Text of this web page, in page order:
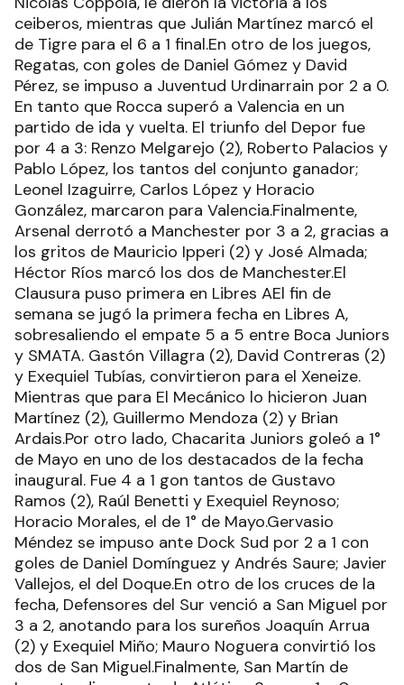
ceiberos, mientras que Julián Martínez marcó el
de Tigre para el 6 a 1 final.En otro de los juegos,
Regatas, con goles de Daniel Gómez y David
Pérez, se impuso a Juventud Urdinarrain por 2 a 0.
En tanto que Rocca superó a Valencia en un
partido de ida y vuelta. El triunfo del Depor fue
por 4 a 3: Renzo Melgarejo (2), Roberto Palacios y
Pablo López, los tantos del conjunto ganador;
Leonel Izaguirre, Carlos López y Horacio
González, marcaron para Valencia.Finalmente,
Arsenal derrotó a Manchester por 3 a 2, gracias a
los gritos de Mauricio Ipperi (2) y José Almada;
Héctor Ríos marcó los dos de Manchester.El
Clausura puso primera en Libres AEl fin de
semana se jugó la primera fecha en Libres A,
sobresaliendo el empate 5 a 5 entre Boca Juniors
y SMATA. Gastón Villagra (2), David Contreras (2)
y Exequiel Tubías, convirtieron para el Xeneize.
Mientras que para El Mecánico lo hicieron Juan
Martínez (2), Guillermo Mendoza (2) y Brian
Ardais.Por otro lado, Chacarita Juniors goleó a 1°
de Mayo en uno de los destacados de la fecha
inaugural. Fue 4 a 1 gon tantos de Gustavo
Ramos (2), Raúl Benetti y Exequiel Reynoso;
Horacio Morales, el de 1° de Mayo.Gervasio
Méndez se impuso ante Dock Sud por 2 a 1 con
goles de Daniel Domínguez y Andrés Saure; Javier
Vallejos, el del Doque.En otro de los cruces de la
fecha, Defensores del Sur venció a San Miguel por
3 a 2, anotando para los sureños Joaquín Arrua
(2) y Exequiel Miño; Mauro Noguera convirtió los
dos de San Miguel.Finalmente, San Martín de